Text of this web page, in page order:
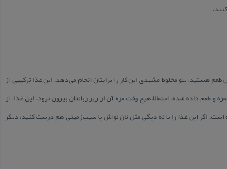
هستید، پلو مخلوط مشهدی این كار را برایتان انجام می‌دهد. این غذا تركیبی از
و طعم داده شده، احتمالاً هیچ‌ وقت مزه آن از زیر زبانتان بیرون نرود. این غذا، از
اگر این غذا را با ته دیگی مثل نان لواش یا سیب‌زمینی هم درست كنید، دیگر